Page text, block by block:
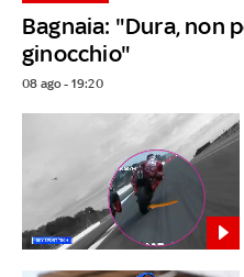
Bagnaia: "Dura, non
ginocchio"
08 ago - 19:20